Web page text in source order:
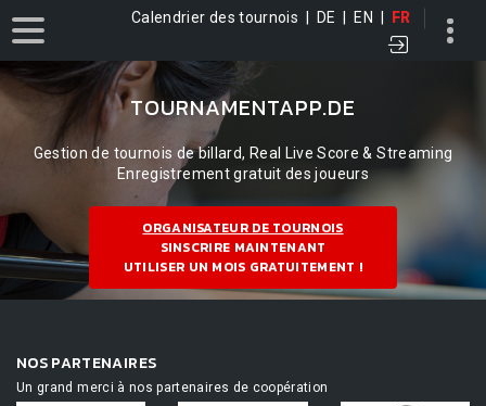
Calendrier des tournois DE EN FR
TOURNAMENTAPP.DE
Gestion de tournois de billard, Real Live Score & Streaming
Enregistrement gratuit des joueurs
ORGANISATEUR DE TOURNOIS
SINSCRIRE MAINTENANT
UTILISER UN MOIS GRATUITEMENT !
NOS PARTENAIRES
Un grand merci à nos partenaires de coopération